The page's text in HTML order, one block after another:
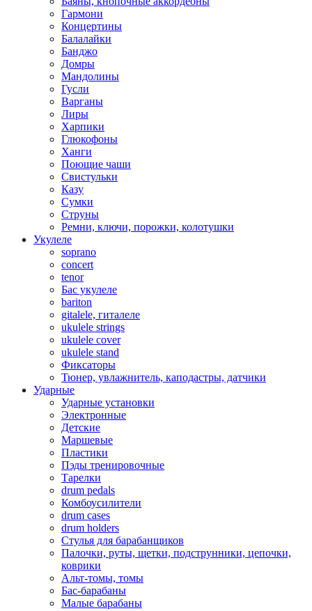
Гармони
Концертины
Балалайки
Банджо
Домры
Мандолины
Гусли
Варганы
Лиры
Харпики
Глюкофоны
Ханги
Поющие чаши
Свистульки
Казу
Сумки
Струны
Ремни, ключи, порожки, колотушки
Укулеле
soprano
concert
tenor
Бас укулеле
bariton
gitalele, гиталеле
ukulele strings
ukulele cover
ukulele stand
Фиксаторы
Тюнер, увлажнитель, каподастры, датчики
Ударные
Ударные установки
Электронные
Детские
Маршевые
Пластики
Пэды тренировочные
Тарелки
drum pedals
Комбоусилители
drum cases
drum holders
Стулья для барабанщиков
Палочки, руты, щетки, подструнники, цепочки,
коврики
Альт-томы, томы
Бас-барабаны
Малые барабаны